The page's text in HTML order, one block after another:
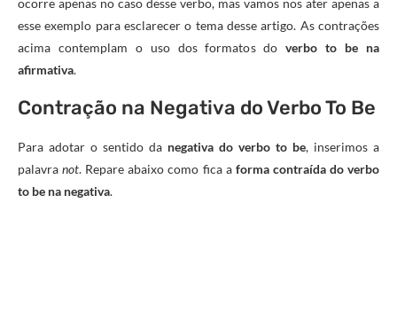
esse exemplo para esclarecer o tema desse artigo. As contrações
acima contemplam o uso dos formatos doverbo to be na
afirmativa.
Contração na Negativa do Verbo To Be
Para adotar o sentido da negativa do verbo to be, inserimos a
palavra not. Repare abaixo como fica a forma contraída do verbo
to be na negativa.